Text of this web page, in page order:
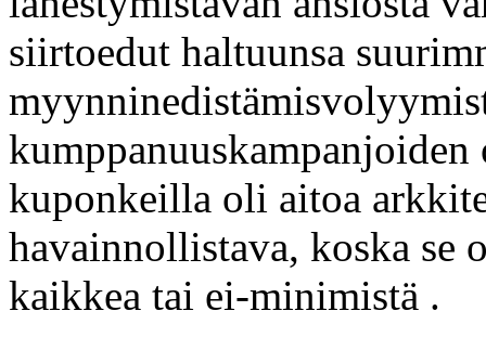
siirtoedut haltuunsa
kuponkeilla oli aitoa
havainnollistava, koska se
kaikkea tai ei-minimistä .